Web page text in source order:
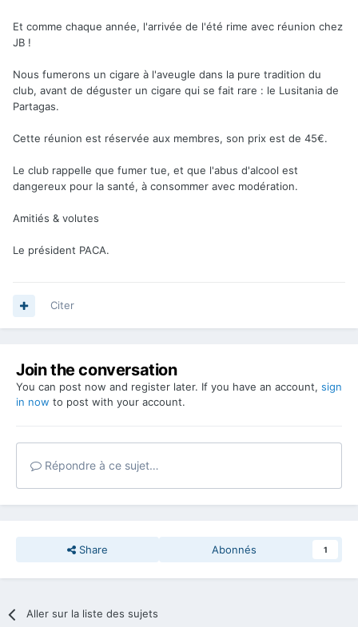
Et comme chaque année, l'arrivée de l'été rime avec réunion chez
JB !
Nous fumerons un cigare à l'aveugle dans la pure tradition du
club, avant de déguster un cigare qui se fait rare : le Lusitania de
Partagas.
Cette réunion est réservée aux membres, son prix est de 45€.
Le club rappelle que fumer tue, et que l'abus d'alcool est
dangereux pour la santé, à consommer avec modération.
Amitiés & volutes
Le président PACA.
Citer
Join the conversation
You can post now and register later. If you have an account, sign
in now to post with your account.
Répondre à ce sujet…
Share Abonnés 1
Aller sur la liste des sujets